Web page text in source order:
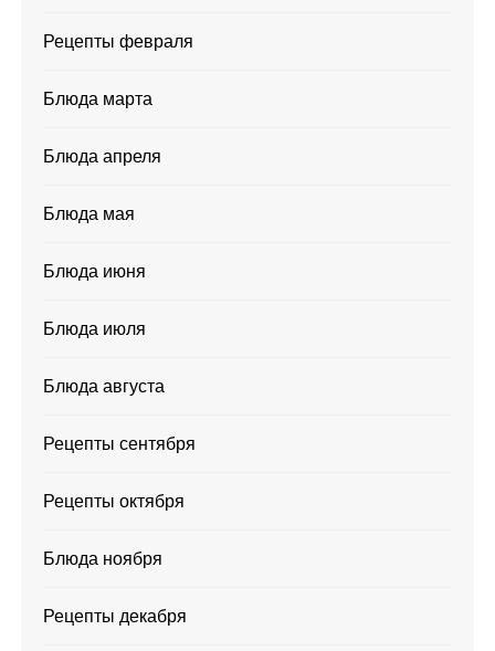
Рецепты февраля
Блюда марта
Блюда апреля
Блюда мая
Блюда июня
Блюда июля
Блюда августа
Рецепты сентября
Рецепты октября
Блюда ноября
Рецепты декабря